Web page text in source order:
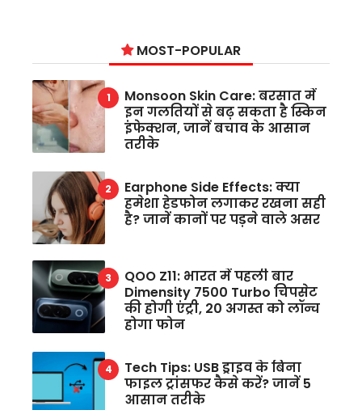
MOST-POPULAR
Monsoon Skin Care: बरसात में
इन गलतियों से बढ़ सकता है स्किन
इंफेक्शन, जानें बचाव के आसान
तरीके
Earphone Side Effects: क्या
हमेशा हेडफोन लगाकर रखना सही
है? जानें कानों पर पड़ने वाले असर
QOO Z11: भारत में पहली बार
Dimensity 7500 Turbo चिपसेट
की होगी एंट्री, 20 अगस्त को लॉन्च
होगा फोन
Tech Tips: USB ड्राइव के बिना
फाइल ट्रांसफर कैसे करें? जानें 5
आसान तरीके